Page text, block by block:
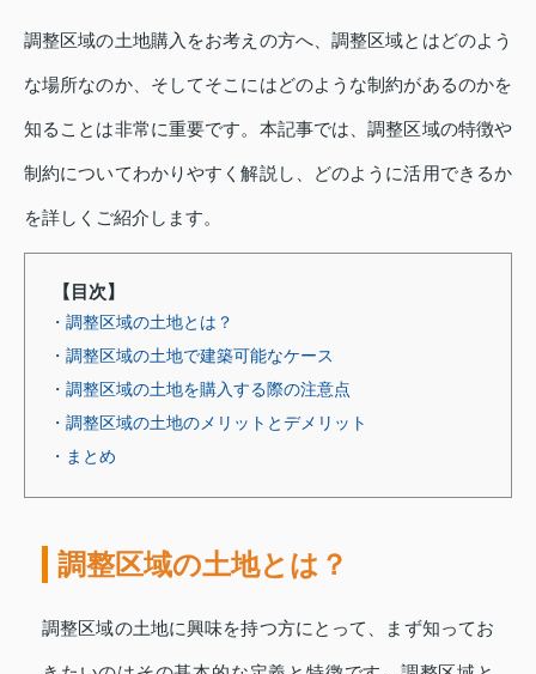
調整区域の土地購入をお考えの方へ、調整区域とはどのよう
な場所なのか、そしてそこにはどのような制約があるのかを
知ることは非常に重要です。本記事では、調整区域の特徴や
制約についてわかりやすく解説し、どのように活用できるか
を詳しくご紹介します。
【目次】
・調整区域の土地とは？
・調整区域の土地で建築可能なケース
・調整区域の土地を購入する際の注意点
・調整区域の土地のメリットとデメリット
・まとめ
調整区域の土地とは？
調整区域の土地に興味を持つ方にとって、まず知ってお